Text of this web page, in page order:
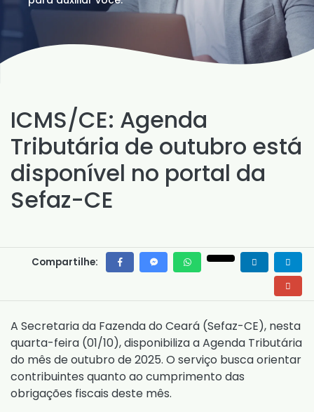
ICMS/CE: Agenda
Tributária de outubro está
disponível no portal da
Sefaz-CE
Compartilhe:
A Secretaria da Fazenda do Ceará (Sefaz-CE), nesta
quarta-feira (01/10), disponibiliza a Agenda Tributária
do mês de outubro de 2025. O serviço busca orientar
contribuintes quanto ao cumprimento das
obrigações fiscais deste mês.